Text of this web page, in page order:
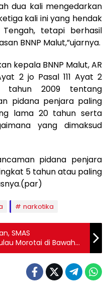
dua kali mengedarkan
kali ini yang hendak
tetapi berhasil
BNNP Malut,”ujarnya.
kepala BNNP Malut, AR
2 jo Pasal 111 Ayat 2
tahun 2009 tentang
pidana penjara paling
lama 20 tahun serta
yang dimaksud
pidana penjara
5 tahun atau paling
narkotika
SMAS
Morotai di Bawah